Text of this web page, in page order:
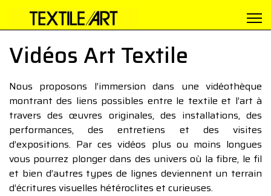
Vidéos Art Textile
Nous proposons l’immersion dans une vidéothèque
montrant des liens possibles entre le textile et l’art à
travers des œuvres originales, des installations, des
performances, des entretiens et des visites
d’expositions. Par ces vidéos plus ou moins longues
vous pourrez plonger dans des univers où la fibre, le fil
et bien d’autres types de lignes deviennent un terrain
d’écritures visuelles hétéroclites et curieuses.